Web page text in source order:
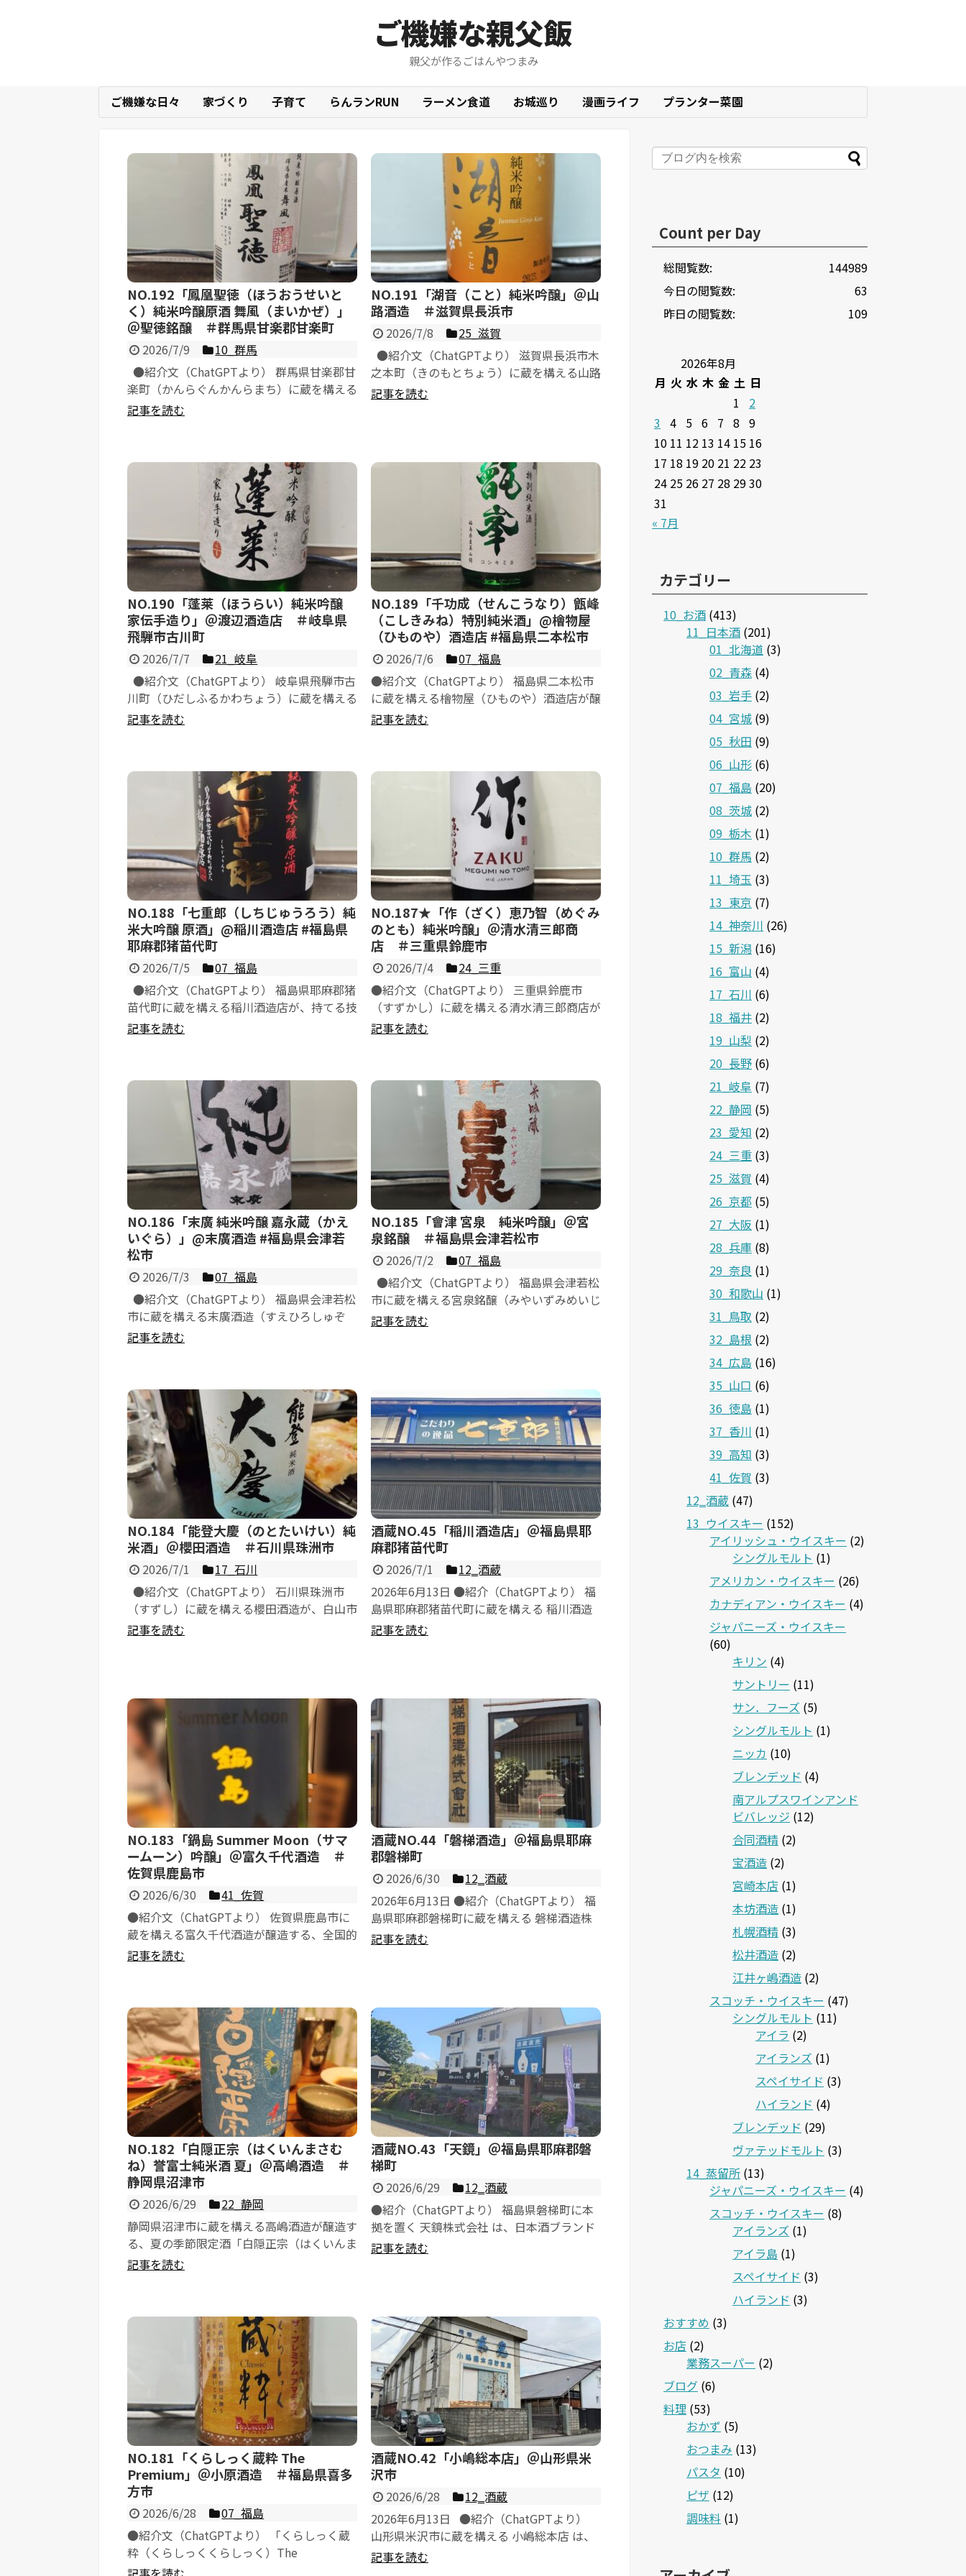
ご機嫌な親父飯
親父が作るごはんやつまみ
ご機嫌な日々 家づくり 子育て らんランRUN ラーメン食道 お城巡り 漫画ライフ プランター菜園
NO.192「鳳凰聖徳（ほうおうせいと
く）純米吟醸原酒 舞風（まいかぜ）」
＠聖徳銘醸 ＃群馬県甘楽郡甘楽町
2026/7/9
10_群馬
●紹介文（ChatGPTより） 群馬県甘楽郡甘
楽町（かんらぐんかんらまち）に蔵を構える
聖徳銘醸（せいとくめいじょう...
記事を読む
NO.191「湖音（こと）純米吟醸」＠山
路酒造 ＃滋賀県長浜市
2026/7/8
25_滋賀
●紹介文（ChatGPTより） 滋賀県長浜市木
之本町（きのもとちょう）に蔵を構える山路
酒造が、郷土の美しい自然と伝...
記事を読む
NO.190「蓬莱（ほうらい）純米吟醸
家伝手造り」＠渡辺酒造店 ＃岐阜県
飛騨市古川町
2026/7/7
21_岐阜
●紹介文（ChatGPTより） 岐阜県飛騨市古
川町（ひだしふるかわちょう）に蔵を構える
有限会社渡辺酒造店が、...
記事を読む
NO.189「千功成（せんこうなり）甑峰
（こしきみね）特別純米酒」@檜物屋
（ひものや）酒造店 #福島県二本松市
2026/7/6
07_福島
●紹介文（ChatGPTより） 福島県二本松市
に蔵を構える檜物屋（ひものや）酒造店が醸
造する、こだわりを尽...
記事を読む
NO.188「七重郎（しちじゅうろう）純
米大吟醸 原酒」@稲川酒造店 #福島県
耶麻郡猪苗代町
2026/7/5
07_福島
●紹介文（ChatGPTより） 福島県耶麻郡猪
苗代町に蔵を構える稲川酒造店が、持てる技
術の粋を集めて醸す最高峰の限定...
記事を読む
NO.187★「作（ざく）恵乃智（めぐみ
のとも）純米吟醸」＠清水清三郎商
店 ＃三重県鈴鹿市
2026/7/4
24_三重
●紹介文（ChatGPTより） 三重県鈴鹿市
（すずかし）に蔵を構える清水清三郎商店が
醸造する、世界的な人気と高い評価を...
記事を読む
NO.186「末廣 純米吟醸 嘉永蔵（かえ
いぐら）」@末廣酒造 #福島県会津若
松市
2026/7/3
07_福島
●紹介文（ChatGPTより） 福島県会津若松
市に蔵を構える末廣酒造（すえひろしゅぞ
う）が醸造する「末廣 純米吟醸 ...
記事を読む
NO.185「會津 宮泉 純米吟醸」＠宮
泉銘醸 ＃福島県会津若松市
2026/7/2
07_福島
●紹介文（ChatGPTより） 福島県会津若松
市に蔵を構える宮泉銘醸（みやいずみめいじ
ょう）が醸造する、地元会津を代...
記事を読む
NO.184「能登大慶（のとたいけい）純
米酒」＠櫻田酒造 ＃石川県珠洲市
2026/7/1
17_石川
●紹介文（ChatGPTより） 石川県珠洲市
（すずし）に蔵を構える櫻田酒造が、白山市
の銘醸蔵・車多酒造（天狗舞）の全...
記事を読む
酒蔵NO.45「稲川酒造店」＠福島県耶
麻郡猪苗代町
2026/7/1
12‗酒蔵
2026年6月13日 ●紹介（ChatGPTより） 福
島県耶麻郡猪苗代町に蔵を構える 稲川酒造
店 は、嘉永元年...
記事を読む
NO.183「鍋島 Summer Moon（サマ
ームーン）吟醸」＠富久千代酒造 ＃
佐賀県鹿島市
2026/6/30
41_佐賀
●紹介文（ChatGPTより） 佐賀県鹿島市に
蔵を構える富久千代酒造が醸造する、全国的
に絶大な人気を誇る銘柄の夏限定酒「鍋...
記事を読む
酒蔵NO.44「磐梯酒造」＠福島県耶麻
郡磐梯町
2026/6/30
12‗酒蔵
2026年6月13日 ●紹介（ChatGPTより） 福
島県耶麻郡磐梯町に蔵を構える 磐梯酒造株
式会社 は、...
記事を読む
NO.182「白隠正宗（はくいんまさむ
ね）誉富士純米酒 夏」＠高嶋酒造 ＃
静岡県沼津市
2026/6/29
22_静岡
静岡県沼津市に蔵を構える高嶋酒造が醸造す
る、夏の季節限定酒「白隠正宗（はくいんま
さむね）誉富士純米酒 夏」です。 ...
記事を読む
酒蔵NO.43「天鏡」＠福島県耶麻郡磐
梯町
2026/6/29
12‗酒蔵
●紹介（ChatGPTより） 福島県磐梯町に本
拠を置く 天鏡株式会社 は、日本酒ブランド
「榮川（えいせん）」とウイスキ...
記事を読む
NO.181「くらしっく蔵粋 The
Premium」＠小原酒造 ＃福島県喜多
方市
2026/6/28
07_福島
●紹介文（ChatGPTより） 「くらしっく蔵
粋（くらしっくくらしっく）The
Premium」は、福島県喜多方市に蔵を構...
酒蔵NO.42「小嶋総本店」＠山形県米
沢市
2026/6/28
12‗酒蔵
2026年6月13日 ●紹介（ChatGPTより）
山形県米沢市に蔵を構える 小嶋総本店 は、
慶長2年（159...
記事を読む
Count per Day
144989
総閲覧数:
63
今日の閲覧数:
109
昨日の閲覧数:
2026年8月
月 火 水 木 金 土 日
1
2
3 4 5 6 7 8 9
10 11 12 13 14 15 16
17 18 19 20 21 22 23
24 25 26 27 28 2930
31
« 7月
カテゴリー
10_お酒 (413)
11_日本酒 (201)
01_北海道 (3)
02_青森 (4)
03_岩手 (2)
04_宮城 (9)
05_秋田 (9)
06_山形 (6)
07_福島 (20)
08_茨城 (2)
09_栃木 (1)
10_群馬 (2)
11_埼玉 (3)
13_東京 (7)
14_神奈川 (26)
15_新潟 (16)
16_富山 (4)
17_石川 (6)
18_福井 (2)
19_山梨 (2)
20_長野 (6)
21_岐阜 (7)
22_静岡 (5)
23_愛知 (2)
24_三重 (3)
25_滋賀 (4)
26_京都 (5)
27_大阪 (1)
28_兵庫 (8)
29_奈良 (1)
30_和歌山 (1)
31_鳥取 (2)
32_島根 (2)
34_広島 (16)
35_山口 (6)
36_徳島 (1)
37_香川 (1)
39_高知 (3)
41_佐賀 (3)
12‗酒蔵 (47)
13_ウイスキー (152)
アイリッシュ・ウイスキー (2)
シングルモルト (1)
アメリカン・ウイスキー (26)
カナディアン・ウイスキー (4)
ジャパニーズ・ウイスキー
(60)
キリン (4)
サントリー (11)
サン．フーズ (5)
シングルモルト (1)
ニッカ (10)
ブレンデッド (4)
南アルプスワインアンド
ビバレッジ (12)
合同酒精 (2)
宝酒造 (2)
宮崎本店 (1)
本坊酒造 (1)
札幌酒精 (3)
松井酒造 (2)
江井ヶ嶋酒造 (2)
スコッチ・ウイスキー (47)
シングルモルト (11)
アイラ (2)
アイランズ (1)
スペイサイド (3)
ハイランド (4)
ブレンデッド (29)
ヴァテッドモルト (3)
14_蒸留所 (13)
ジャパニーズ・ウイスキー (4)
スコッチ・ウイスキー (8)
アイランズ (1)
アイラ島 (1)
スペイサイド (3)
ハイランド (3)
おすすめ (3)
お店 (2)
業務スーパー (2)
ブログ (6)
料理 (53)
おかず (5)
おつまみ (13)
パスタ (10)
ピザ (12)
調味料 (1)